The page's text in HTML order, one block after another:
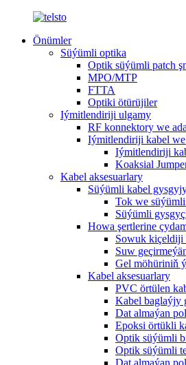
Önümler
Süýümli optika
Optik süýümli patch
MPO/MTP
FTTA
Optiki ötürüjiler
Iýmitlendiriji ulgamy
RF konnektory we
Iýmitlendiriji kabel
Iýmitlendiriji
Koaksial
Kabel aksesuarlary
Süýümli kabel
Tok we
Süýümli
Howa şertlerine
Sowuk kiçeldiji
Suw
Gel möhüriniň
Kabel aksesuarlary
PVC örtülen
Kabel baglaýjy
Dat almaýan
Epoksi örtükli
Optik süýümli
Optik süýümli
Dat almaýan